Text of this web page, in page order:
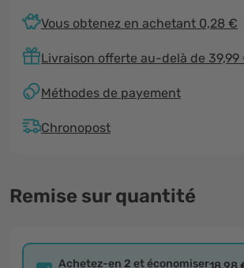
Vous obtenez en achetant 0,28 €
Livraison offerte au-delà de 39,99
Méthodes de payement
Chronopost
Remise sur quantité
Achetez-en 2 et économiser